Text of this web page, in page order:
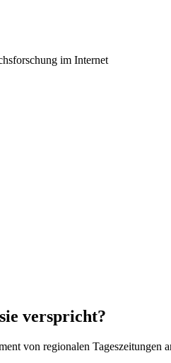
im Internet
verspricht?
von regionalen